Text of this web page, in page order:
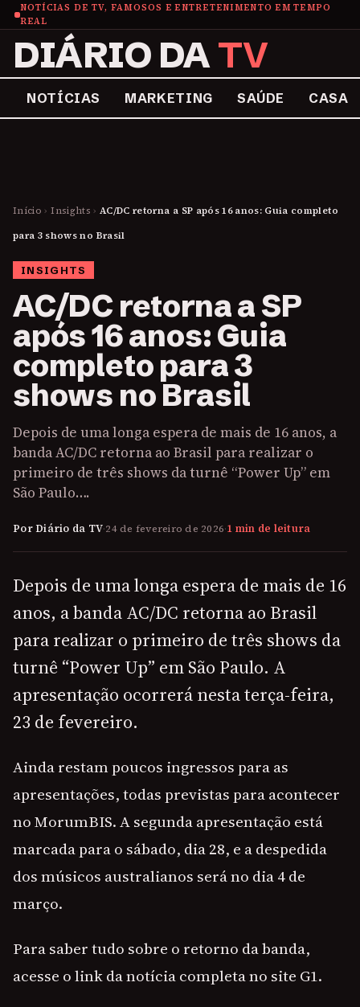
NOTÍCIAS DE TV, FAMOSOS E ENTRETENIMENTO EM TEMPO
REAL
DIÁRIO DATV
NOTÍCIAS MARKETING SAÚDE CASA
Início › Insights › AC/DC retorna a SP após 16 anos: Guia completo
para 3 shows no Brasil
INSIGHTS
AC/DC retorna a SP
após 16 anos: Guia
completo para 3
shows no Brasil
Depois de uma longa espera de mais de 16 anos, a
banda AC/DC retorna ao Brasil para realizar o
primeiro de três shows da turnê “Power Up” em
São Paulo….
Por Diário da TV·24 de fevereiro de 2026·1 min de leitura
Depois de uma longa espera de mais de 16
anos, a banda AC/DC retorna ao Brasil
para realizar o primeiro de três shows da
turnê “Power Up” em São Paulo. A
apresentação ocorrerá nesta terça-feira,
23 de fevereiro.
Ainda restam poucos ingressos para as
apresentações, todas previstas para acontecer
no MorumBIS. A segunda apresentação está
marcada para o sábado, dia 28, e a despedida
dos músicos australianos será no dia 4 de
março.
Para saber tudo sobre o retorno da banda,
acesse o link da notícia completa no site G1.